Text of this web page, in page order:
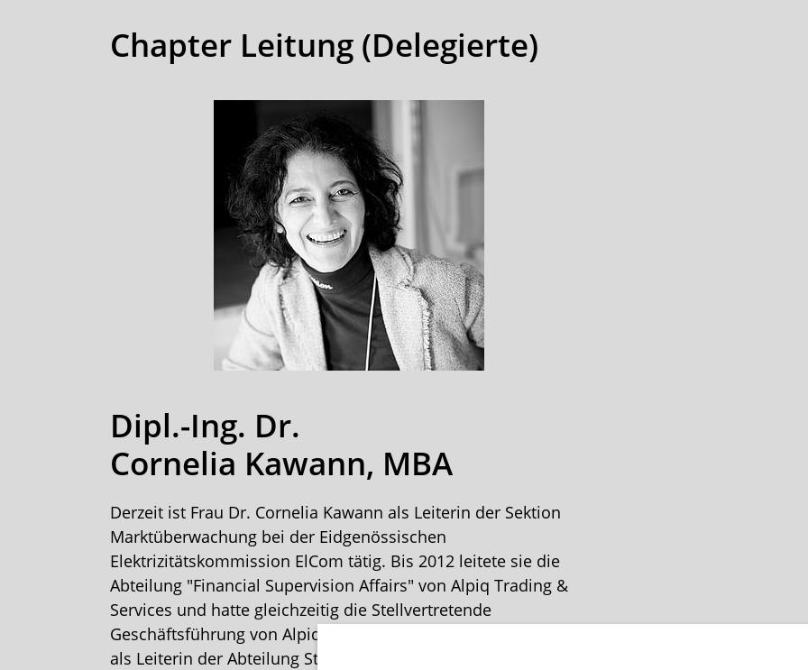
Chapter Leitung (Delegierte)
Dipl.-Ing. Dr.
Cornelia Kawann, MBA
Derzeit ist Frau Dr. Cornelia Kawann als Leiterin der Sektion
Marktüberwachung bei der Eidgenössischen
Elektrizitätskommission ElCom tätig. Bis 2012 leitete sie die
Abteilung "Financial Supervision Affairs" von Alpiq Trading &
Services und hatte gleichzeitig die Stellvertretende
Geschäftsführung von Alpiq Swisstrade AG inne. Davor war sie
als Leiterin der Abteilung Strategie und Regulierung der